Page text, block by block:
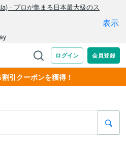
引クーポンを獲得！